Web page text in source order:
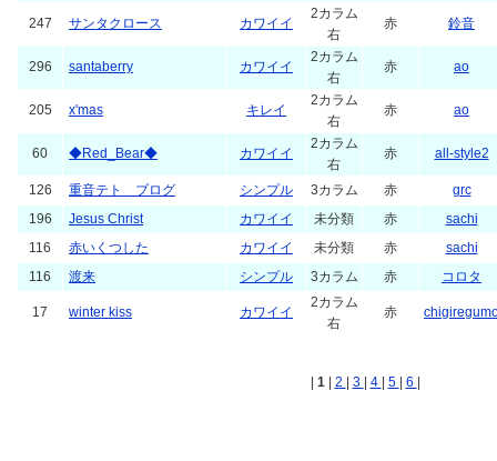
247 サンタクロース カワイイ
2カラム
右
赤 鈴音
296 santaberry カワイイ
2カラム
右
赤 ao
205 x'mas キレイ
2カラム
右
赤 ao
60 ◆Red_Bear◆ カワイイ
2カラム
右
赤 all-style2
126 重音テト ブログ シンプル 3カラム 赤
grc
196
Jesus Christ カワイイ 未分類 赤
sachi
116
赤いくつした カワイイ 未分類 赤
sachi
116
渡来 シンプル 3カラム 赤 コロタ
17 winter kiss カワイイ
2カラム
右
赤
1 2 3 4 5 6